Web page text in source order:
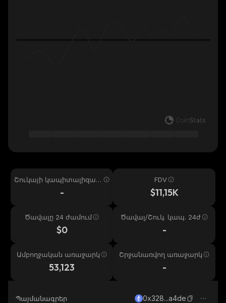
Շուկայի կապիտալիզաց
-
FDV
$11,15K
Ծավալը 24 ժամում
$0
Ծավալ/Շուկ. կապ. 24ժ
-
Ամբողջական առաջարկ
53,123
Շրջանառվող առաջարկ
-
Պայմանագրեր 0x328...a4de